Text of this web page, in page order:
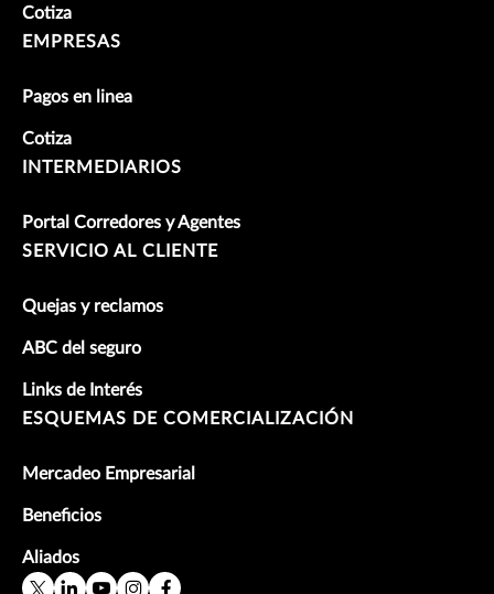
Cotiza
EMPRESAS
Pagos en linea
Cotiza
INTERMEDIARIOS
Portal Corredores y Agentes
SERVICIO AL CLIENTE
Quejas y reclamos
ABC del seguro
Links de Interés
ESQUEMAS DE COMERCIALIZACIÓN
Mercadeo Empresarial
Beneficios
Aliados